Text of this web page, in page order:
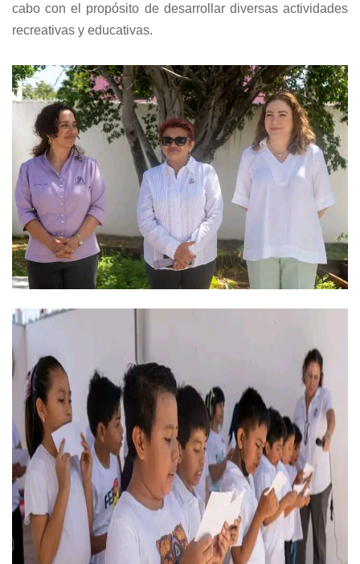
cabo con el propósito de desarrollar diversas actividades
recreativas y educativas.